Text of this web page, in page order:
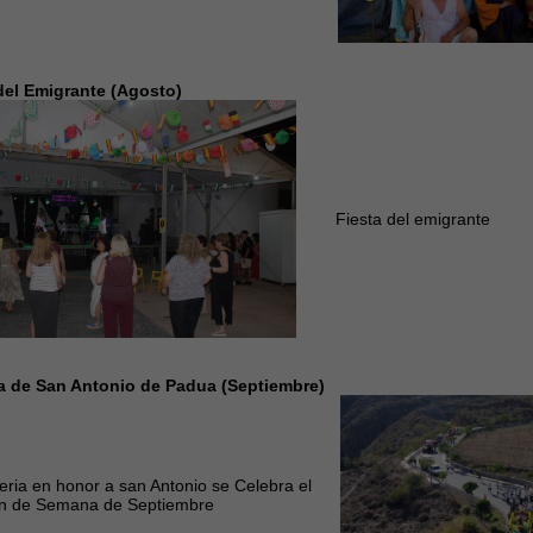
Emigrante (Agosto)
Fiesta del emigrante
de San Antonio de Padua (Septiembre)
en honor a san Antonio se Celebra el
de Semana de Septiembre